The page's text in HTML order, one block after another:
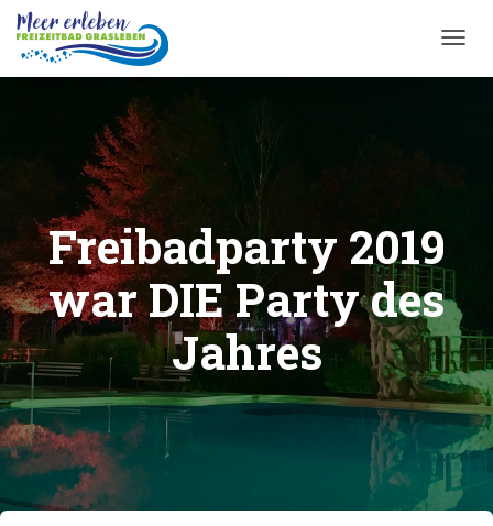
T
G
A
T
I
O
N
Freibadparty 2019
war DIE Party des
Jahres